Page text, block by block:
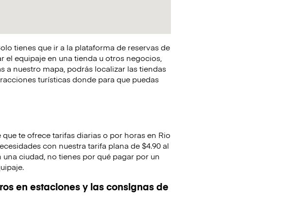
tienes que ir a la plataforma de reservas de
equipaje en una tienda u otros negocios,
a nuestro mapa, podrás localizar las tiendas
turísticas donde para que puedas
te ofrece tarifas diarias o por horas en Rio
con nuestra tarifa plana de $4.90 al
ciudad, no tienes por qué pagar por un
en estaciones y las consignas de